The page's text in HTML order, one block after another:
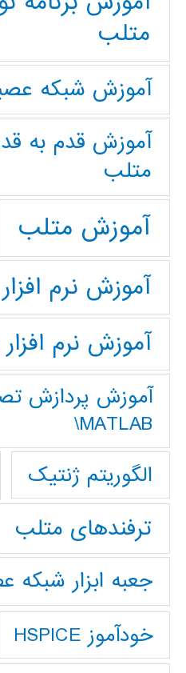
متلب
آموزش شبکه
آموزش قدم به
متلب
آموزش متلب
آموزش نرم افزار MATLAB
آموزش نرم
آموزش پردازش
MATLAB\
الگوریتم ژنتیک
ترفندهای متلب
جعبه ابزار شبکه
خودآموز HSPICE